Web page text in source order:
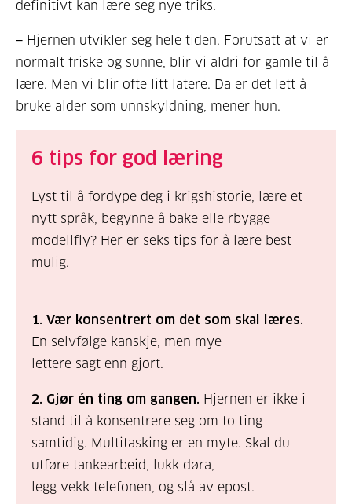
definitivt kan lære seg nye triks.
− Hjernen utvikler seg hele tiden. Forutsatt at vi er
normalt friske og sunne, blir vi aldri for gamle til å
lære. Men vi blir ofte litt latere. Da er det lett å
bruke alder som unnskyldning, mener hun.
6 tips for god læring
Lyst til å fordype deg i krigshistorie, lære et
nytt språk, begynne å bake elle rbygge
modellfly? Her er seks tips for å lære best
mulig.
1. Vær konsentrert om det som skal læres.
En selvfølge kanskje, men mye
lettere sagt enn gjort.
2. Gjør én ting om gangen. Hjernen er ikke i
stand til å konsentrere seg om to ting
samtidig. Multitasking er en myte. Skal du
utføre tankearbeid, lukk døra,
legg vekk telefonen, og slå av epost.